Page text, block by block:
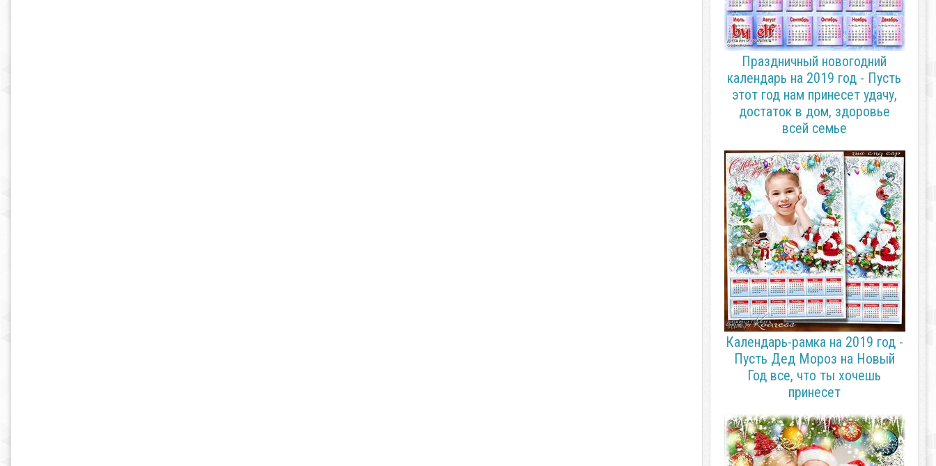
Праздничный новогодний
календарь на 2019 год - Пусть
этот год нам принесет удачу,
достаток в дом, здоровье
всей семье
Календарь-рамка на 2019 год -
Пусть Дед Мороз на Новый
Год все, что ты хочешь
принесет